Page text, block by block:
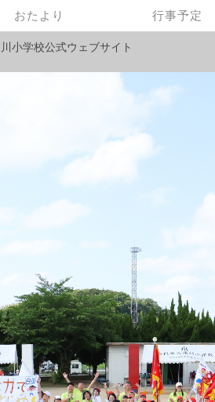
小学校公式ウェブサイト
おたより 行事予定